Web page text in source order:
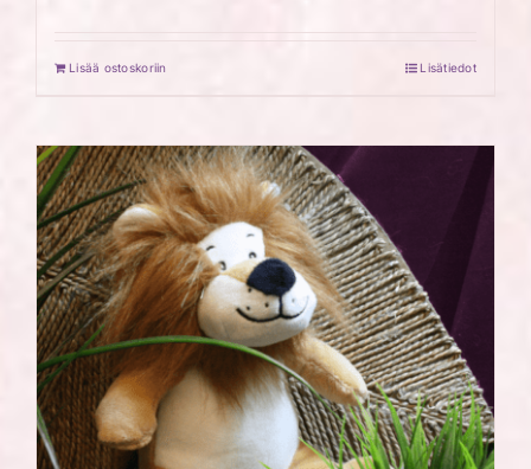
Lisää ostoskoriin Lisätiedot